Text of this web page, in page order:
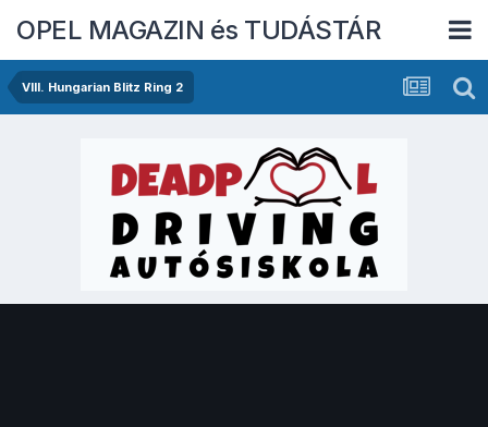
OPEL MAGAZIN és TUDÁSTÁR
VIII. Hungarian Blitz Ring 2